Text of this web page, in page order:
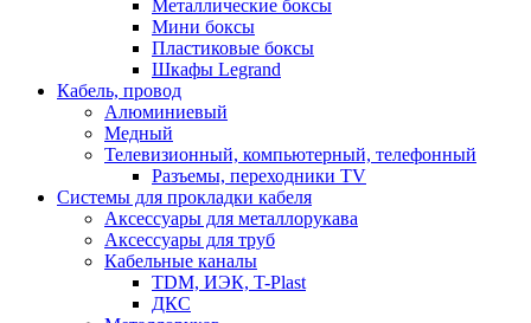
Металлические боксы
Мини боксы
Пластиковые боксы
Шкафы Legrand
Кабель, провод
Алюминиевый
Медный
Телевизионный, компьютерный, телефонный
Разъемы, переходники TV
Системы для прокладки кабеля
Аксессуары для металлорукава
Аксессуары для труб
Кабельные каналы
TDM, ИЭК, T-Plast
ДКС